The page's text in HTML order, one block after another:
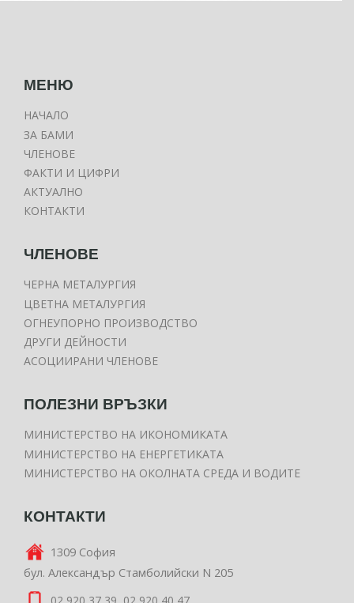
МЕНЮ
НАЧАЛО
ЗА БАМИ
ЧЛЕНОВЕ
ФАКТИ И ЦИФРИ
АКТУАЛНО
КОНТАКТИ
ЧЛЕНОВЕ
ЧЕРНА МЕТАЛУРГИЯ
ЦВЕТНА МЕТАЛУРГИЯ
ОГНЕУПОРНО ПРОИЗВОДСТВО
ДРУГИ ДЕЙНОСТИ
АСОЦИИРАНИ ЧЛЕНОВЕ
ПОЛЕЗНИ ВРЪЗКИ
МИНИСТЕРСТВО НА ИКОНОМИКАТА
МИНИСТЕРСТВО НА ЕНЕРГЕТИКАТА
МИНИСТЕРСТВО НА ОКОЛНАТА СРЕДА И ВОДИТЕ
КОНТАКТИ
1309 София
бул. Александър Стамболийски N 205